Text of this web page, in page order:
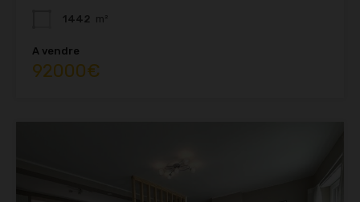
1442 m²
A vendre
92000€